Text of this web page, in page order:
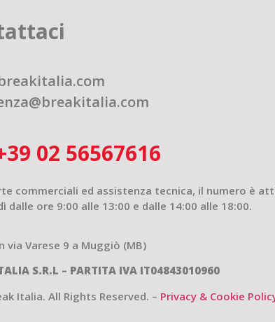
02 56567616
commerciali ed assistenza tecnica, il numero è
dalle ore 9:00 alle 13:00 e dalle 14:00 alle 18:00.
via Varese 9 a Muggiò (MB)
S.R.L – PARTITA IVA IT04843010960
Italia. All Rights Reserved. – Privacy & Cookie